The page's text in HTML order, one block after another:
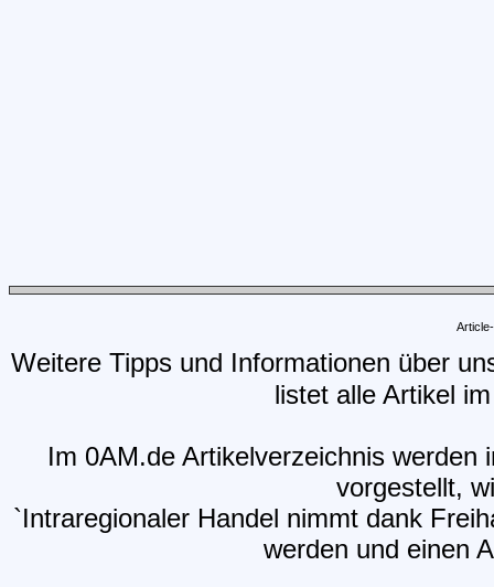
Weitere Tipps und Informationen über
listet alle Artikel
Im 0AM.de Artikelverzeichnis
vorgestellt,
`Intraregionaler Handel nimmt dank
werden und einen